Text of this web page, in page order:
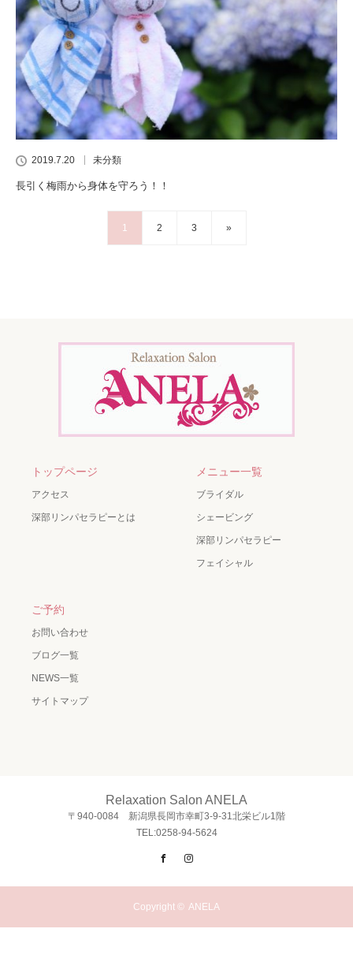
2019.7.20 未分類
長引く梅雨から身体を守ろう！！
1 2 3 »
トップページ
アクセス
深部リンパセラピーとは
メニュー一覧
ブライダル
シェービング
深部リンパセラピー
フェイシャル
ご予約
お問い合わせ
ブログ一覧
NEWS一覧
サイトマップ
Relaxation Salon ANELA
〒940-0084 新潟県長岡市幸町3-9-31北栄ビル1階
TEL:0258-94-5624
Facebook
Copyright © ANELA